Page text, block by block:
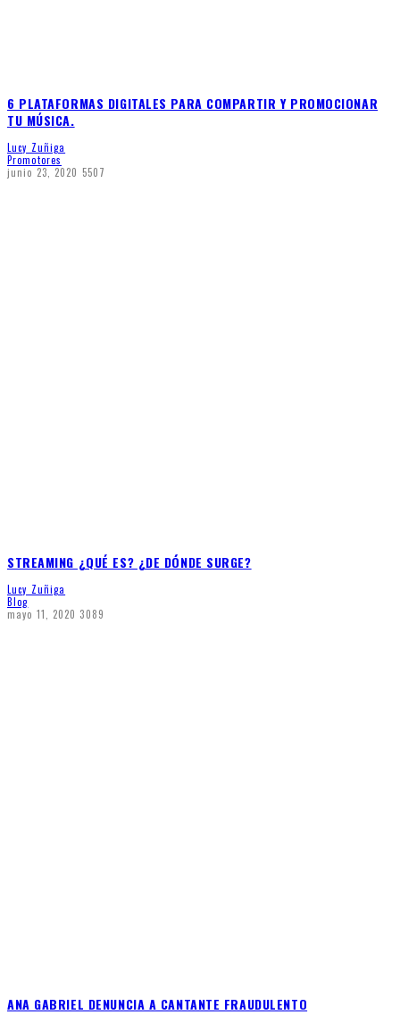
6 PLATAFORMAS DIGITALES PARA COMPARTIR Y PROMOCIONAR
TU MÚSICA.
Lucy Zuñiga
Promotores
junio 23, 2020 5507
STREAMING ¿QUÉ ES? ¿DE DÓNDE SURGE?
Lucy Zuñiga
Blog
mayo 11, 2020 3089
ANA GABRIEL DENUNCIA A CANTANTE FRAUDULENTO